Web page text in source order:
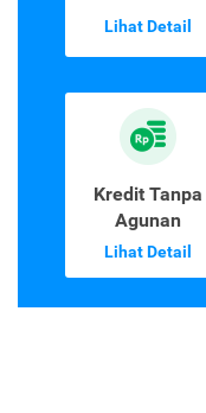
Lihat Detail
Kredit Tanpa
Agunan
Lihat Detail